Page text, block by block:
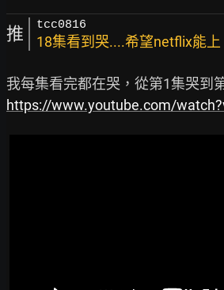
推 tcc0816
18集看到哭....希望netflix能上
https://www.youtube.com/